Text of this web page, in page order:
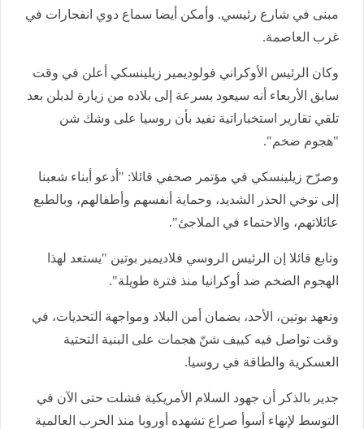
مبنى في شارع رئيسي. وأمكن أيضا سماع دوي انفجارات في
غرب العاصمة.
وكان الرئيس الأوكراني فولوديمير زيلينسكي أعلن في وقت
سابق الأربعاء أنه سيعود بسرعة إلى بلاده من زيارة لدبلن بعد
تلقي تقارير استخباراتية تفيد بأن روسيا على وشك شن
"هجوم ضخم".
وصرّح زيلينسكي في مؤتمر صحفي قائلا: "أدعو أبناء شعبنا
إلى توخي الحذر الشديد، وحماية أنفسهم وأطفالهم، وبالطبع
عائلاتهم، والاحتماء في الملاجئ".
وتابع قائلا إن الرئيس الروسي فلاديمير بوتين "يستعد لهذا
الهجوم الضخم ضد أوكرانيا منذ فترة طويلة".
وتعهد بوتين، الأحد، بضمان أمن البلاد ومواجهة التحديات، في
وقت تواصل فيه كييف شنّ هجمات على البنية التحتية
العسكرية والطاقة في روسيا.
جدير بالذكر أن جهود السلام الأمريكية فشلت حتى الآن في
التوسط لإنهاء أسوأ صراع تشهده أوروبا منذ الحرب العالمية